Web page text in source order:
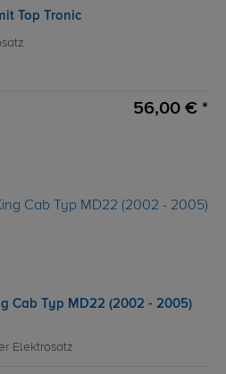
Top Tronic
56,00 € *
Cab Typ MD22 (2002 - 2005)
Elektrosatz